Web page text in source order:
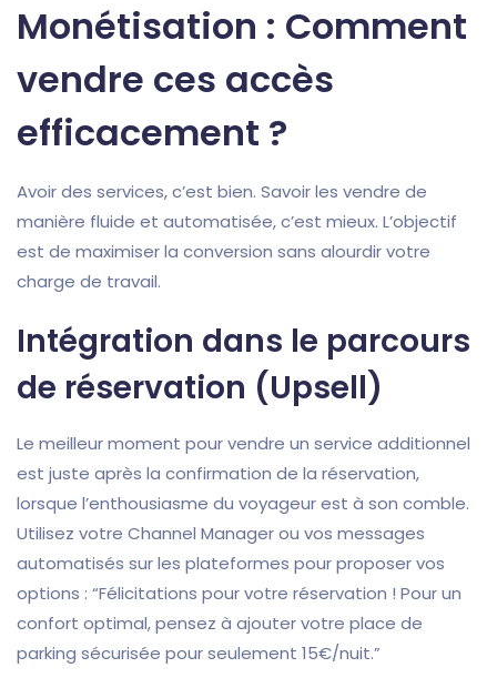
Monétisation : Comment
vendre ces accès
efficacement ?
Avoir des services, c’est bien. Savoir les vendre de
manière fluide et automatisée, c’est mieux. L’objectif
est de maximiser la conversion sans alourdir votre
charge de travail.
Intégration dans le parcours
de réservation (Upsell)
Le meilleur moment pour vendre un service additionnel
est juste après la confirmation de la réservation,
lorsque l’enthousiasme du voyageur est à son comble.
Utilisez votre Channel Manager ou vos messages
automatisés sur les plateformes pour proposer vos
options : “Félicitations pour votre réservation ! Pour un
confort optimal, pensez à ajouter votre place de
parking sécurisée pour seulement 15€/nuit.”